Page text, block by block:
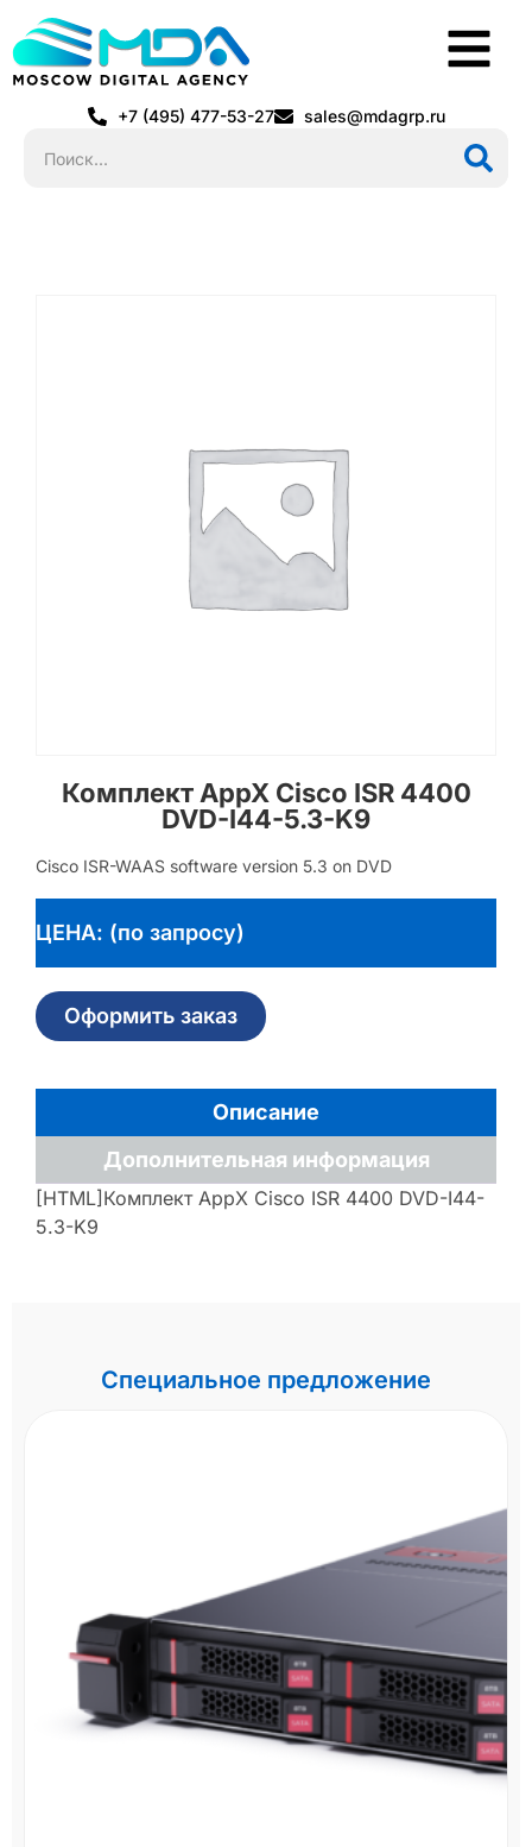
+7 (495) 477-53-27 sales@mdagrp.ru
Комплект AppX Cisco ISR 4400
DVD-I44-5.3-K9
Cisco ISR-WAAS software version 5.3 on DVD
ЦЕНА: (по запросу)
Оформить заказ
Описание
Дополнительная информация
[HTML]Комплект AppX Cisco ISR 4400 DVD-I44-
5.3-K9
Специальное предложение